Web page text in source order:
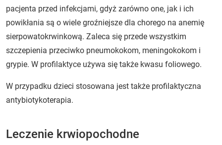
pacjenta przed infekcjami, gdyż zarówno one, jak i ich
powikłania są o wiele groźniejsze dla chorego na anemię
sierpowatokrwinkową. Zaleca się przede wszystkim
szczepienia przeciwko pneumokokom, meningokokom i
grypie. W profilaktyce używa się także kwasu foliowego.
W przypadku dzieci stosowana jest także profilaktyczna
antybiotykoterapia.
Leczenie krwiopochodne